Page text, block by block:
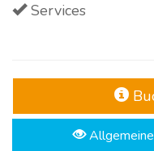
Services